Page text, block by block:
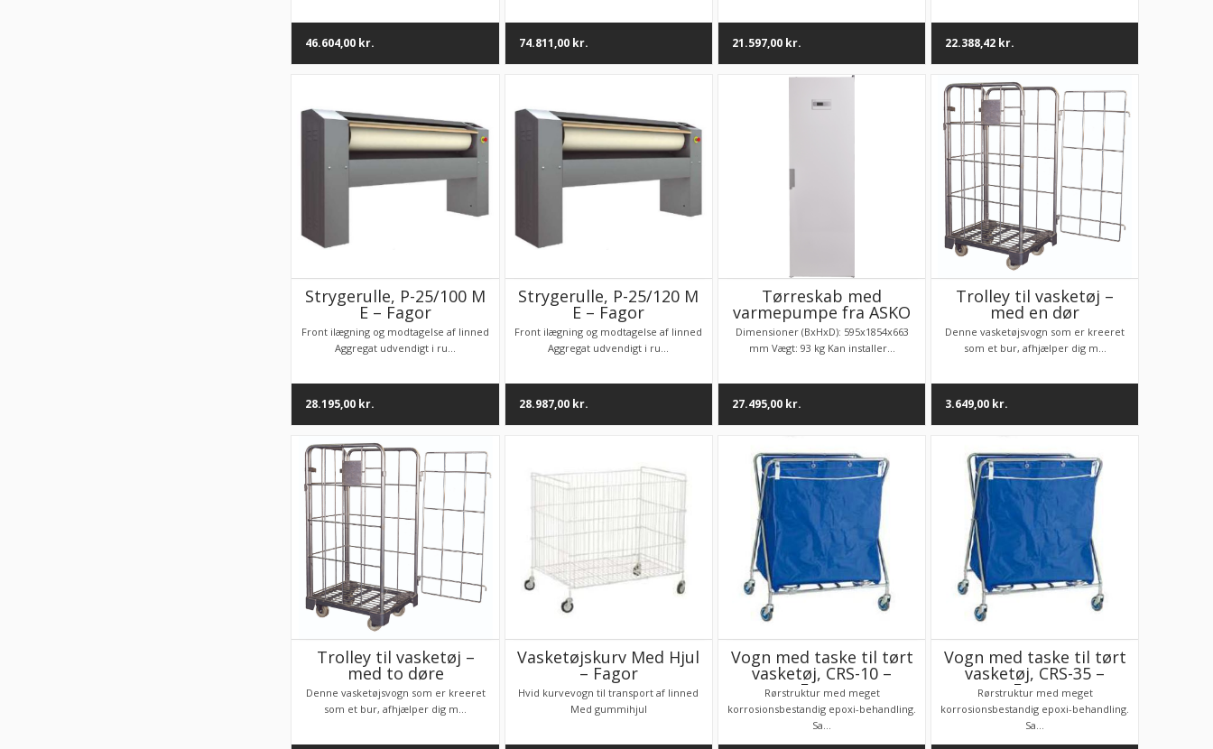
46.604,00 kr. 74.811,00 kr. 21.597,00 kr. 22.388,42 kr.
Strygerulle, P-25/100 M
E – Fagor
Front ilægning og modtagelse af linned
Aggregat udvendigt i ru...
28.195,00 kr.
Strygerulle, P-25/120 M
E – Fagor
Front ilægning og modtagelse af linned
Aggregat udvendigt i ru...
28.987,00 kr.
Tørreskab med
varmepumpe fra ASKO
Dimensioner (BxHxD): 595x1854x663
mm Vægt: 93 kg Kan installer...
27.495,00 kr.
Trolley til vasketøj –
med en dør
Denne vasketøjsvogn som er kreeret
som et bur, afhjælper dig m...
3.649,00 kr.
Trolley til vasketøj –
med to døre
Denne vasketøjsvogn som er kreeret
som et bur, afhjælper dig m...
Vasketøjskurv Med Hjul
– Fagor
Hvid kurvevogn til transport af linned
Med gummihjul
Vogn med taske til tørt
vasketøj, CRS-10 –
Fagor
Rørstruktur med meget
korrosionsbestandig epoxi-behandling.
Sa...
Vogn med taske til tørt
vasketøj, CRS-35 –
Fagor
Rørstruktur med meget
korrosionsbestandig epoxi-behandling.
Sa...